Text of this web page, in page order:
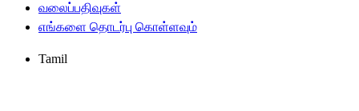
வலைப்பதிவுகள்
எங்களை தொடர்பு கொள்ளவும்
Tamil